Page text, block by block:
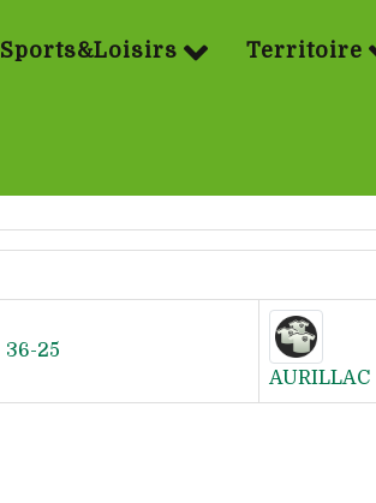
Sports&Loisirs Territoire
36-25
AURILLAC